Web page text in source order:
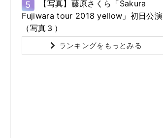
5
【写真】藤原さくら「Sakura
Fujiwara tour 2018 yellow」初日公演
（写真３）
ランキングをもっとみる